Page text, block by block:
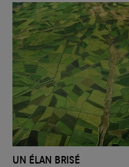
UN ÉLAN BRISÉ